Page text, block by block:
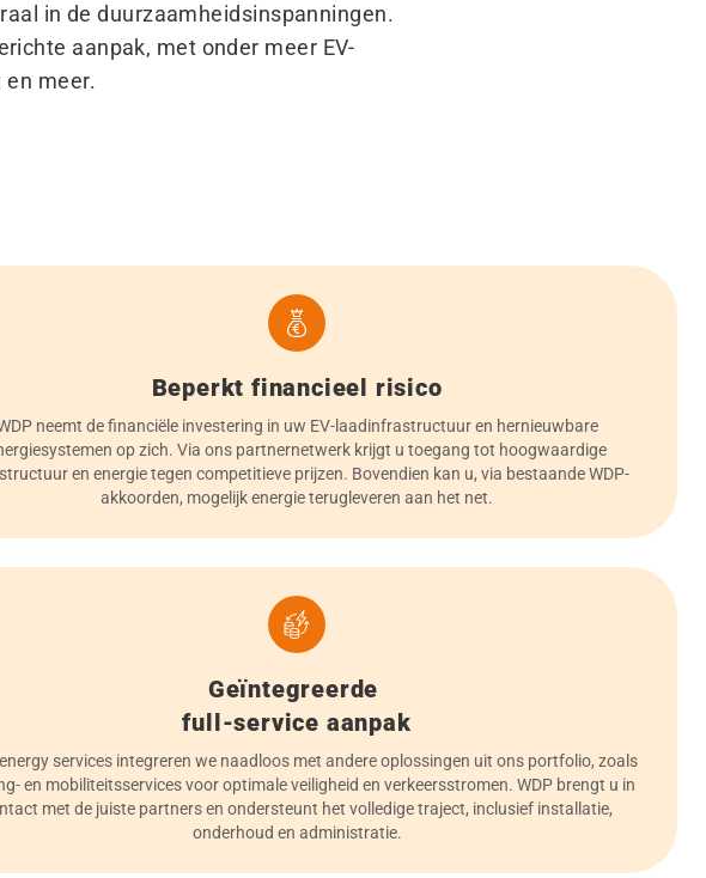
in de duurzaamheidsinspanningen.
aanpak, met onder meer EV-
en meer.
Beperkt financieel risico
neemt de financiële investering in uw EV-laadinfrastructuur en hernieuwbare
op zich. Via ons partnernetwerk krijgt u toegang tot hoogwaardige
en energie tegen competitieve prijzen. Bovendien kan u, via bestaande WDP-
akkoorden, mogelijk energie terugleveren aan het net.
Geïntegreerde
full-service aanpak
services integreren we naadloos met andere oplossingen uit ons portfolio, zoals
en mobiliteitsservices voor optimale veiligheid en verkeersstromen. WDP brengt u in
met de juiste partners en ondersteunt het volledige traject, inclusief installatie,
onderhoud en administratie.